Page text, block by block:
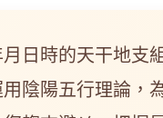
日時的天干地支
陰陽五行理論，